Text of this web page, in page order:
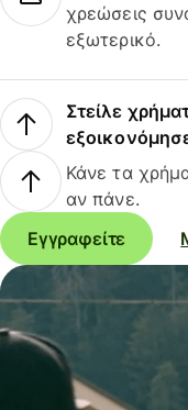
χρεώσεις
εξωτερικό.
Στείλε
Κάνε τα
αν πάνε.
Εγγραφείτε